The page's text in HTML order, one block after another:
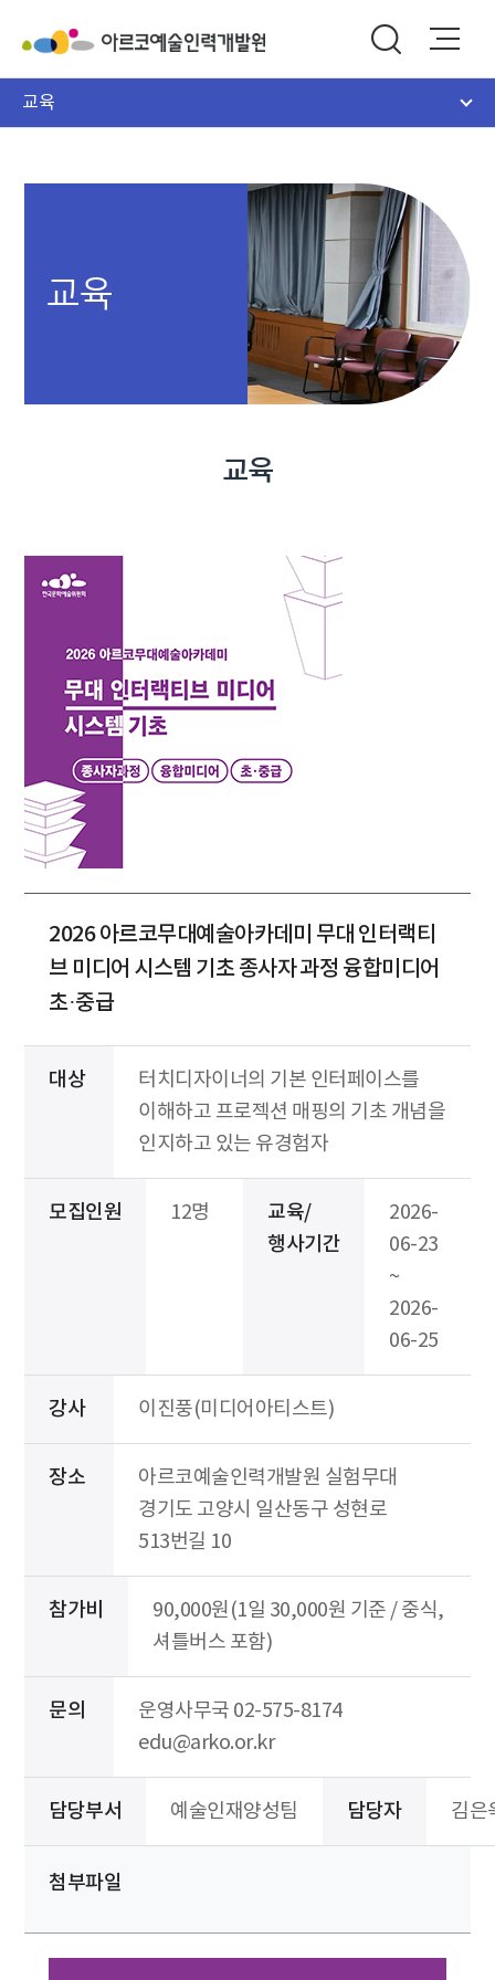
교육
교육
교육
2026 아르코무대예술아카데미 무대 인터랙티
브 미디어 시스템 기초 종사자 과정 융합미디어
초·중급
대상
터치디자이너의 기본 인터페이스를
이해하고 프로젝션 매핑의 기초 개념을
인지하고 있는 유경험자
모집인원 12명
교육/
행사기간
2026-
06-23
~
2026-
06-25
강사 이진풍(미디어아티스트)
장소
아르코예술인력개발원 실험무대
경기도 고양시 일산동구 성현로
513번길 10
참가비
90,000원(1일 30,000원 기준 / 중식,
셔틀버스 포함)
문의
운영사무국 02-575-8174
edu@arko.or.kr
담당부서 예술인재양성팀 담당자 김은
첨부파일